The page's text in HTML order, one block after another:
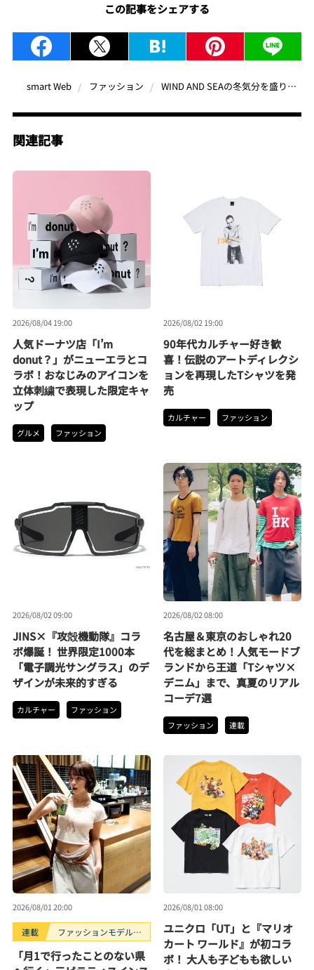
この記事をシェアする
smart Web ファッション WIND AND SEAの冬気分を盛り上げるHOLIDAY KNIT COLLECTION
関連記事
2026/08/04 19:00
人気ドーナツ店「I’m
donut？」がニューエラとコ
ラボ！おなじみのアイコンを
立体刺繍で表現した限定キャ
ップ
グルメ ファッション
2026/08/02 19:00
90年代カルチャー好き歓
喜！伝説のアートディレクシ
ョンを再現したTシャツを発
売
カルチャー ファッション
2026/08/02 09:00
JINS×『攻殻機動隊』コラ
ボ爆誕！ 世界限定1000本
「電子調光サングラス」のデ
ザインが未来的すぎる
カルチャー ファッション
2026/08/02 08:00
名古屋＆東京のおしゃれ20
代を総まとめ！人気モードブ
ランドから王道「Tシャツ×
デニム」まで、真夏のリアル
コーデ7選
ファッション 連載
2026/08/01 20:00
連載
ファッションモデルの
「月1で行ったことのない県
2026/08/01 08:00
ユニクロ「UT」と『マリオ
カート ワールド』が初コラ
ボ！ 大人も子どもも欲しい